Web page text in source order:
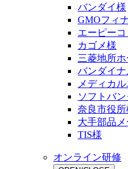
バンダイ様
GMOフィ
エーピー
カゴメ様
三菱地所
バンダイ
メディカ
ソフトバ
奈良市役所
大手部品
TIS様
オンライン研修